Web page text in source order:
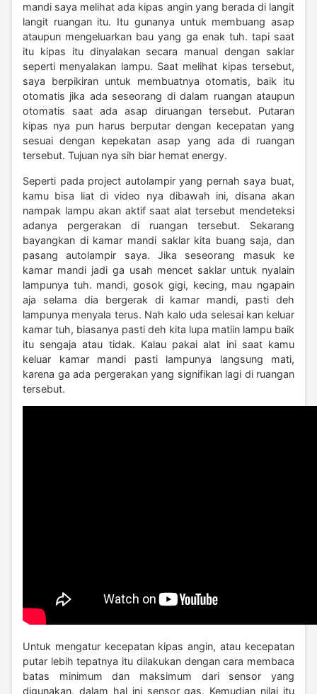
mandi saya melihat ada kipas angin yang berada di langit
langit ruangan itu. Itu gunanya untuk membuang asap
ataupun mengeluarkan bau yang ga enak tuh. tapi saat
itu kipas itu dinyalakan secara manual dengan saklar
seperti menyalakan lampu. Saat melihat kipas tersebut,
saya berpikiran untuk membuatnya otomatis, baik itu
otomatis jika ada seseorang di dalam ruangan ataupun
otomatis saat ada asap diruangan tersebut. Putaran
kipas nya pun harus berputar dengan kecepatan yang
sesuai dengan kepekatan asap yang ada di ruangan
tersebut. Tujuan nya sih biar hemat energy.
Seperti pada project autolampir yang pernah saya buat,
kamu bisa liat di video nya dibawah ini, disana akan
nampak lampu akan aktif saat alat tersebut mendeteksi
adanya pergerakan di ruangan tersebut. Sekarang
bayangkan di kamar mandi saklar kita buang saja, dan
pasang autolampir saya. Jika seseorang masuk ke
kamar mandi jadi ga usah mencet saklar untuk nyalain
lampunya tuh. mandi, gosok gigi, kecing, mau ngapain
aja selama dia bergerak di kamar mandi, pasti deh
lampunya menyala terus. Nah kalo uda selesai kan keluar
kamar tuh, biasanya pasti deh kita lupa matiin lampu baik
itu sengaja atau tidak. Kalau pakai alat ini saat kamu
keluar kamar mandi pasti lampunya langsung mati,
karena ga ada pergerakan yang signifikan lagi di ruangan
tersebut.
Untuk mengatur kecepatan kipas angin, atau kecepatan
putar lebih tepatnya itu dilakukan dengan cara membaca
batas minimum dan maksimum dari sensor yang
digunakan, dalam hal ini sensor gas. Kemudian nilai itu